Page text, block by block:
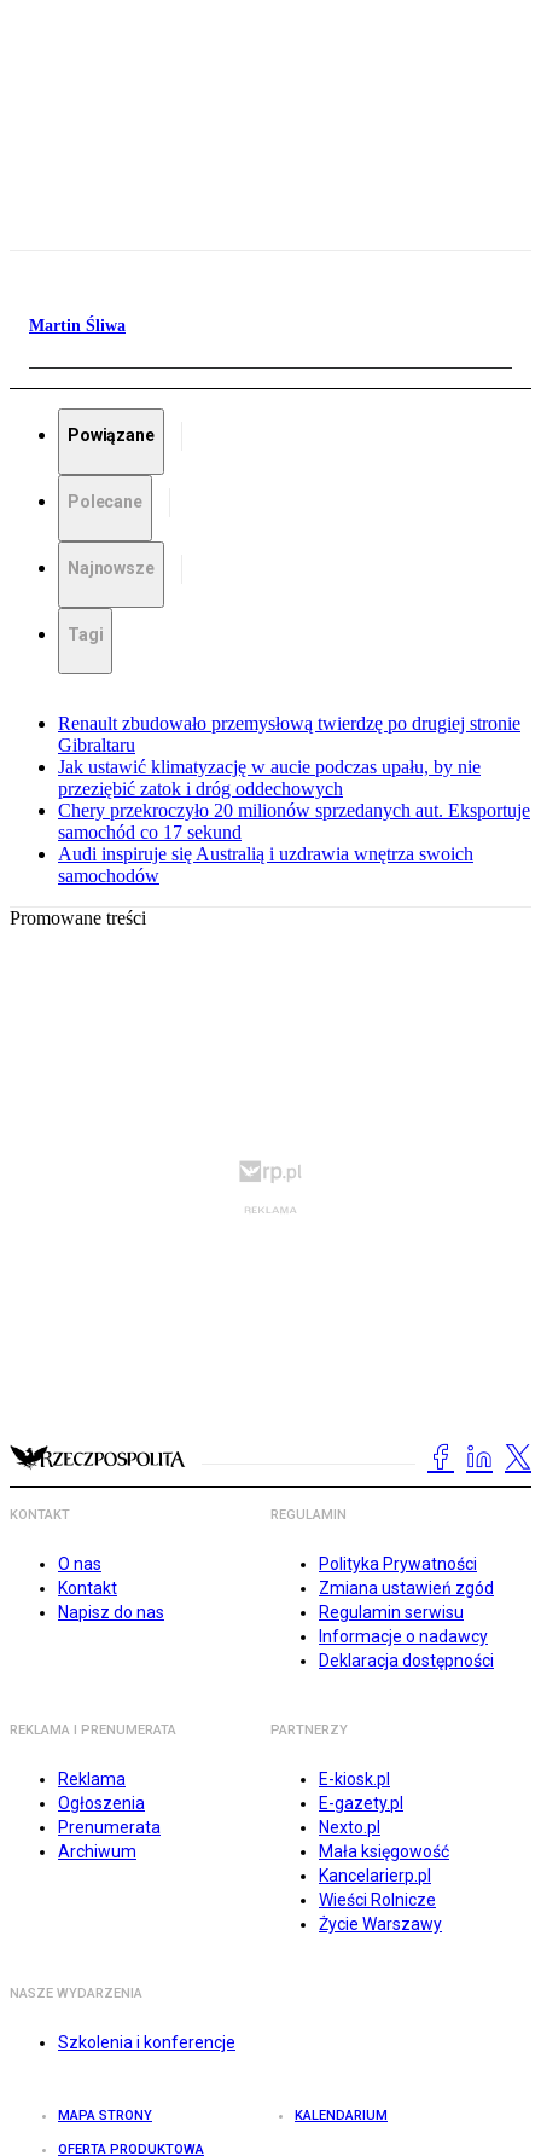
Martin Śliwa
Powiązane
Polecane
Najnowsze
Tagi
Renault zbudowało przemysłową twierdzę po drugiej stronie
Gibraltaru
Jak ustawić klimatyzację w aucie podczas upału, by nie
przeziębić zatok i dróg oddechowych
Chery przekroczyło 20 milionów sprzedanych aut. Eksportuje
samochód co 17 sekund
Audi inspiruje się Australią i uzdrawia wnętrza swoich
samochodów
Promowane treści
KONTAKT
O nas
Kontakt
Napisz do nas
REGULAMIN
Polityka Prywatności
Zmiana ustawień zgód
Regulamin serwisu
Informacje o nadawcy
Deklaracja dostępności
REKLAMA I PRENUMERATA
Reklama
Ogłoszenia
Prenumerata
Archiwum
PARTNERZY
E-kiosk.pl
E-gazety.pl
Nexto.pl
Mała księgowość
Kancelarierp.pl
Wieści Rolnicze
Życie Warszawy
NASZE WYDARZENIA
Szkolenia i konferencje
MAPA STRONY KALENDARIUM
OFERTA PRODUKTOWA